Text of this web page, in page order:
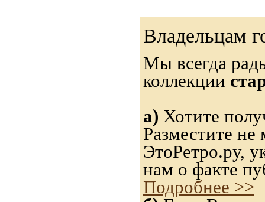
Владельцам
Мы всегда
коллекции
а) Хотите
Разместите
ЭтоРетро.ру,
нам о факте
Подробнее >>